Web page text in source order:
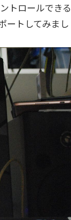
トロールできる
ートしてみまし